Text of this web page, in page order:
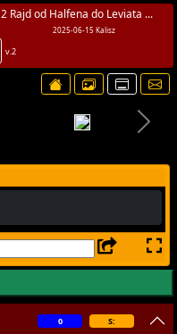
2 Rajd od Halfena do Leviata ...
2025-06-15 Kalisz
v.2
S:
0